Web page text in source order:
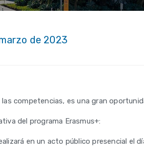
de 2023
competencias, es una gran
del programa Erasmus+:
en un acto público presencial el